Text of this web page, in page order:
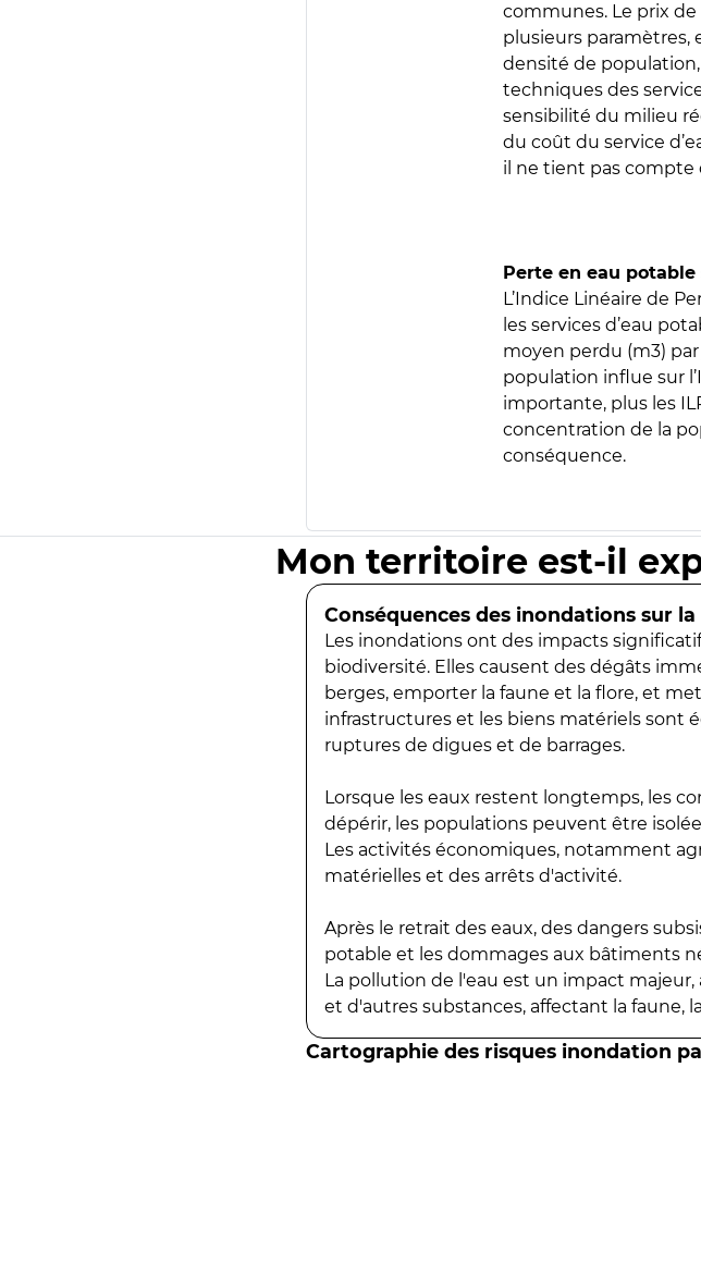
communes. Le prix de
plusieurs paramètres,
densité de
techniques des
sensibilité du milieu
du coût du service
il ne tient pas compte
Perte en eau potable
L’Indice Linéaire de
les services d’eau
moyen perdu (m3)
population influe sur
importante, plus les
concentration de la
conséquence.
Mon territoire est-il
Conséquences des inondations sur
Les inondations ont des impacts
biodiversité. Elles causent des dégâts
berges, emporter la faune et la flore, et
infrastructures et les biens matériels sont
ruptures de digues et de barrages.
Lorsque les eaux restent longtemps, les
dépérir, les populations peuvent être
Les activités économiques, notamment
matérielles et des arrêts d'activité.
Après le retrait des eaux, des dangers
potable et les dommages aux bâtiments
La pollution de l'eau est un impact
et d'autres substances, affectant la faune,
Cartographie des risques inondation